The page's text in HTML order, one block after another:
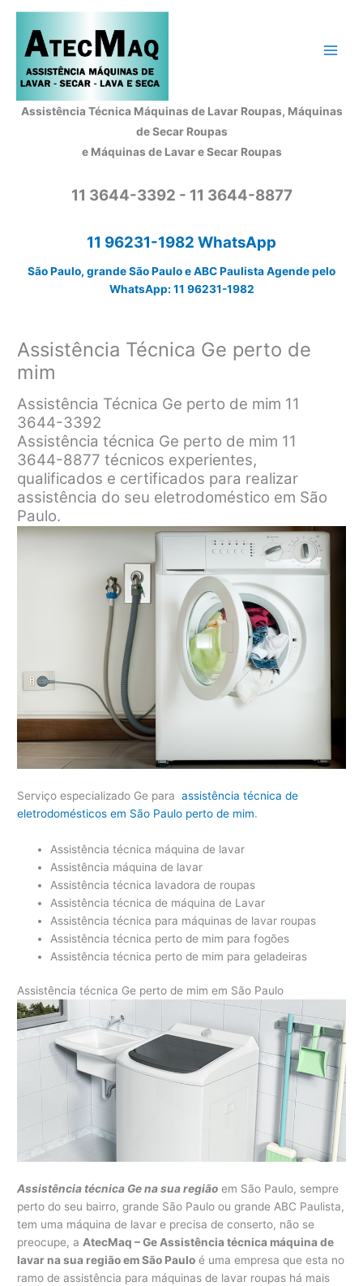
Assistência Técnica Máquinas de Lavar Roupas, Máquinas
de Secar Roupas
e Máquinas de Lavar e Secar Roupas
11 3644-3392 - 11 3644-8877
11 96231-1982 WhatsApp
São Paulo, grande São Paulo e ABC Paulista Agende pelo
WhatsApp: 11 96231-1982
Assistência Técnica Ge perto de
mim
Assistência Técnica Ge perto de mim 11
3644-3392
Assistência técnica Ge perto de mim 11
3644-8877 técnicos experientes,
qualificados e certificados para realizar
assistência do seu eletrodoméstico em São
Paulo.
Serviço especializado Ge paraassistência técnica de
eletrodomésticos em São Paulo perto de mim.
Assistência técnica máquina de lavar
Assistência máquina de lavar
Assistência técnica lavadora de roupas
Assistência técnica de máquina de Lavar
Assistência técnica para máquinas de lavar roupas
Assistência técnica perto de mim para fogões
Assistência técnica perto de mim para geladeiras
Assistência técnica Ge perto de mim em São Paulo
Assistência técnica Ge na sua região em São Paulo, sempre
perto do seu bairro, grande São Paulo ou grande ABC Paulista,
tem uma máquina de lavar e precisa de conserto, não se
preocupe, aAtecMaq – Ge Assistência técnica máquina de
lavar na sua região em São Paulo é uma empresa que esta no
ramo de assistência para máquinas de lavar roupas há mais